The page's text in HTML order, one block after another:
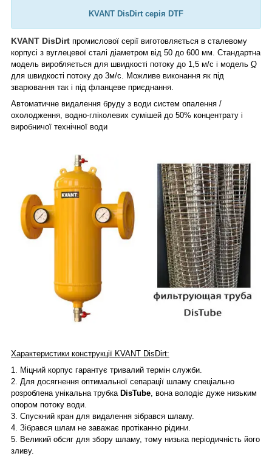
KVANT DisDirt серія DTF
KVANT DisDirt промислової серії виготовляється в сталевому
корпусі з вуглецевої сталі діаметром від 50 до 600 мм. Стандартна
модель виробляється для швидкості потоку до 1,5 м/с і модель Q
для швидкості потоку до 3м/c. Можливе виконання як під
зварювання так і під фланцеве приєднання.
Автоматичне видалення бруду з води систем опалення /
охолодження, водно-гліколевих сумішей до 50% концентрату і
виробничої технічної води
Характеристики конструкції KVANT DisDirt:
1. Міцний корпус гарантує тривалий термін служби.
2. Для досягнення оптимальної сепарації шламу спеціально
розроблена унікальна трубка DisTube , вона володіє дуже низьким
опором потоку води.
3. Спускний кран для видалення зібрався шламу.
4. Зібрався шлам не заважає протіканню рідини.
5. Великий обсяг для збору шламу, тому низька періодичність його
зливу.